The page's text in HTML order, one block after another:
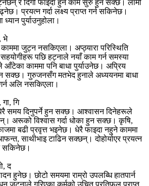
र दिगो फाइदा हुने काम सुरु हुन सक्छ। लामो
प्रयत्न गर्दा लक्ष्य प्राप्त गर्न सकिनेछ।
पुर्याउनुहोला।
भे
जुट्न नसकिएला। अप्ठ्यारा परिस्थिति
पछि हट्नाले नयाँ काम गर्न समस्या
काममा पनि बाधा पुर्याउनेछ। अप्रिय
सक्छ। गुरुजनसँग मतभेद हुनाले अध्ययनमा बाधा
अलि नसकिएला।
गि
समय दिनुपर्ने हुन सक्छ। आश्वासन दिनेहरूले
अरूको विश्वास गर्दा धोका हुन सक्छ। कृषि,
बढी प्रवृत्त भइनेछ। धेरै फाइदा नहुने काममा
साथीभाइ टाढिन सक्छन्। दोहोर्याएर प्रयत्न
सकिनेछ।
द
हुनेछ। छोटो समयमा राम्रो उपलब्धि हातपार्न
गरिएका कर्मको उचित प्रतिफल प्राप्त